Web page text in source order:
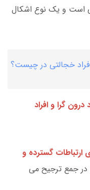
است و یک نوع اشکال
خجالتی در چیست؟
گرا و افراد
ارتباطات گسترده و
در جمع ترجیح می